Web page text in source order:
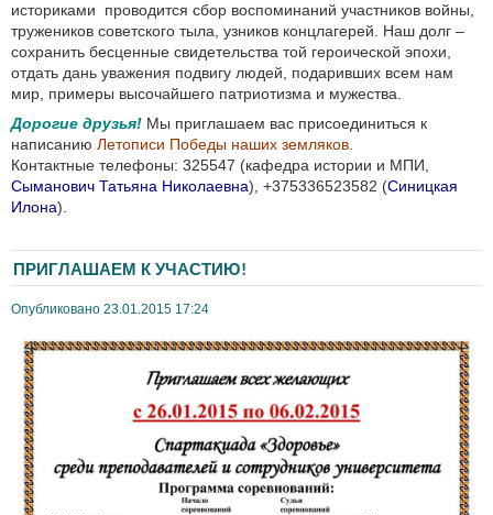
историками проводится сбор воспоминаний участников войны,
тружеников советского тыла, узников концлагерей. Наш долг –
сохранить бесценные свидетельства той героической эпохи,
отдать дань уважения подвигу людей, подаривших всем нам
мир, примеры высочайшего патриотизма и мужества.
Дорогие друзья! Мы приглашаем вас присоединиться к
написанию Летописи Победы наших земляков.
Контактные телефоны: 325547 (кафедра истории и МПИ,
Сыманович Татьяна Николаевна), +375336523582 (Синицкая
Илона).
ПРИГЛАШАЕМ К УЧАСТИЮ!
Опубликовано 23.01.2015 17:24